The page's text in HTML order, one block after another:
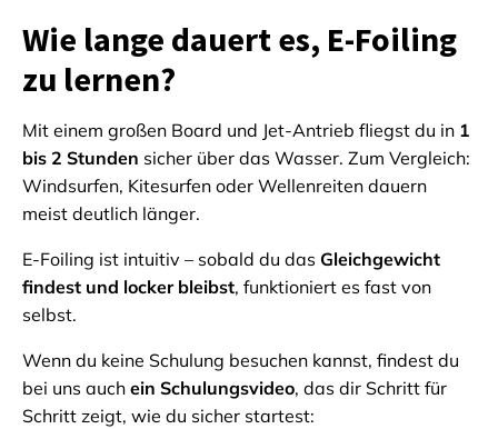
Wie lange dauert es, E-Foiling
zu lernen?
Mit einem großen Board und Jet-Antrieb fliegst du in 1
bis 2 Stunden sicher über das Wasser. Zum Vergleich:
Windsurfen, Kitesurfen oder Wellenreiten dauern
meist deutlich länger.
E-Foiling ist intuitiv – sobald du das Gleichgewicht
findest und locker bleibst, funktioniert es fast von
selbst.
Wenn du keine Schulung besuchen kannst, findest du
bei uns auch ein Schulungsvideo, das dir Schritt für
Schritt zeigt, wie du sicher startest: